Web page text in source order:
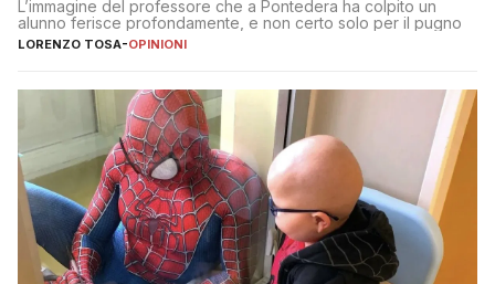
L’immagine del professore che a Pontedera ha colpito un
alunno ferisce profondamente, e non certo solo per il pugno
LORENZO TOSA-OPINIONI